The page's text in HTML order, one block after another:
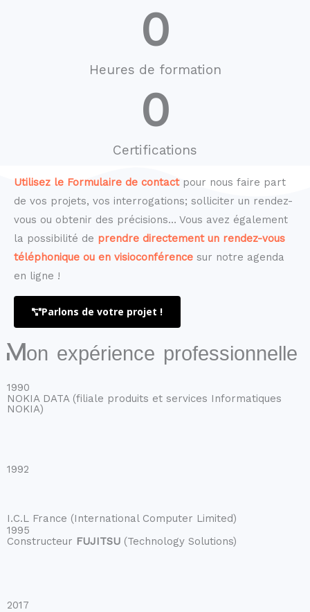
Heures de formation
0
Certifications
0
Utilisez le Formulaire de contact pour nous faire part
de vos projets, vos interrogations; solliciter un rendez-
vous ou obtenir des précisions… Vous avez également
la possibilité de prendre directement un rendez-vous
téléphonique ou en visioconférence sur notre agenda
en ligne !
Parlons de votre projet !
Mon expérience professionnelle
1990
NOKIA DATA(filiale produits et services Informatiques
NOKIA)
1992
I.C.L France (International Computer Limited)
1995
Constructeur FUJITSU (Technology Solutions)
2017